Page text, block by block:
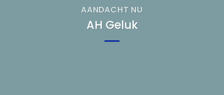
AANDACHT NU
AH Geluk